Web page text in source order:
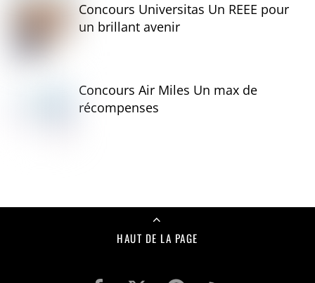
Concours Universitas Un REEE pour
un brillant avenir
Concours Air Miles Un max de
récompenses
HAUT DE LA PAGE